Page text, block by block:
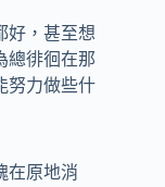
好，甚至想
總徘徊在那
努力做些什
在原地消